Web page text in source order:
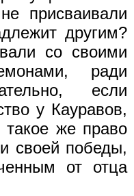
присваивали
другим?
со своими
ради
если
у Кауравов,
же право
своей победы,
от отца